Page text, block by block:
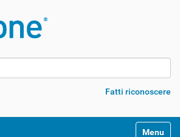
Fatti riconoscere
Alterna